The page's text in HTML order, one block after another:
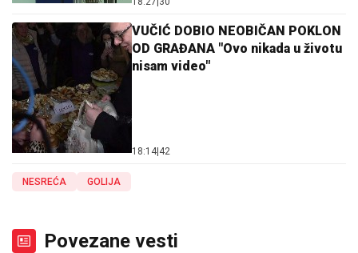
VUČIĆ DOBIO NEOBIČAN POKLON
OD GRAĐANA "Ovo nikada u životu
nisam video"
18:14 42
NESREĆA GOLIJA
Povezane vesti